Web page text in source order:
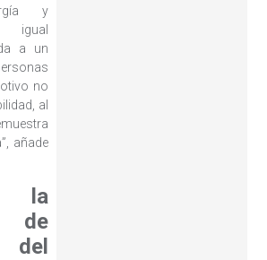
y
igual
a un
no
al
añade
la
de
del